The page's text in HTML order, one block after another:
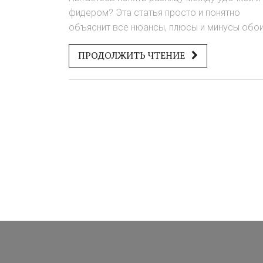
фидером? Эта статья просто и понятно
объяснит все нюансы, плюсы и минусы
способов ловли.
ПРОДОЛЖИТЬ ЧТЕНИЕ